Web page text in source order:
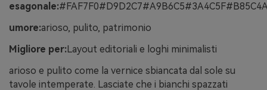
esagonale:
umore:arioso, pulito, patrimonio
Migliore per:Layout editoriali e loghi minimalisti
arioso e pulito come la vernice sbiancata dal sole su
tavole intemperate. Lasciate che i bianchi spazzati